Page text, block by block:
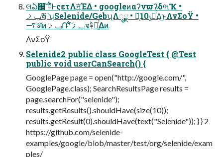
લఏ஌ࣝ ྆ํͰςετΛॻ͍ͯΈΔ • googleͷαʔνϖʔδભҠ •
ݕࡧཝʹʮSelenide/GebʯΛೖྗ • ݁Ռ͕10ݸฦͬͯ͘Δ͜ͱΛνΣοΫ •
࠷ॳͷݕࡧ݁Ռʹݕࡧͨ͠จࣈ͕ೖ͍ͬͯΔͷ
ΛνΣοΫ
Selenide2 public class GoogleTest { @Test
public void userCanSearch() {
GooglePage page = open("http://google.com/",
GooglePage.class); SearchResultsPage results =
page.searchFor("selenide");
results.getResults().shouldHave(size(10));
results.getResult(0).shouldHave(text("Selenide")); } } 2
https://github.com/selenide-
examples/google/blob/master/test/org/selenide/exam
ples/